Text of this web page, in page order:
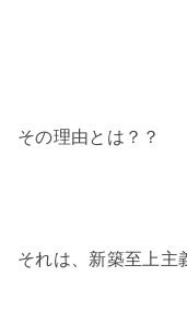
その理由とは？？
それは、新築至上主